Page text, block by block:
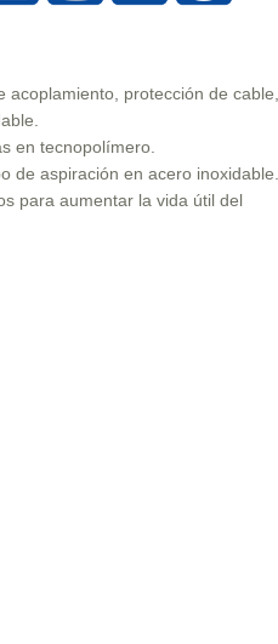
acoplamiento, protección de cable,
en tecnopolímero.
de aspiración en acero inoxidable.
para aumentar la vida útil del